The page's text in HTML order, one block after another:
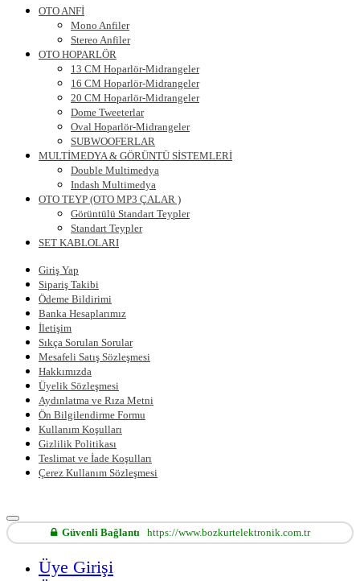
OTO ANFİ
Mono Anfiler
Stereo Anfiler
OTO HOPARLÖR
13 CM Hoparlör-Midrangeler
16 CM Hoparlör-Midrangeler
20 CM Hoparlör-Midrangeler
Dome Tweeterlar
Oval Hoparlör-Midrangeler
SUBWOOFERLAR
MULTİMEDYA & GÖRÜNTÜ SİSTEMLERİ
Double Multimedya
Indash Multimedya
OTO TEYP (OTO MP3 ÇALAR )
Görüntülü Standart Teypler
Standart Teypler
SET KABLOLARI
Giriş Yap
Sipariş Takibi
Ödeme Bildirimi
Banka Hesaplarımız
İletişim
Sıkça Sorulan Sorular
Mesafeli Satış Sözleşmesi
Hakkımızda
Üyelik Sözleşmesi
Aydınlatma ve Rıza Metni
Ön Bilgilendirme Formu
Kullanım Koşulları
Gizlilik Politikası
Teslimat ve İade Koşulları
Çerez Kullanım Sözleşmesi
Güvenli Bağlantı https://www.bozkurtelektronik.com.tr
Üye Girişi